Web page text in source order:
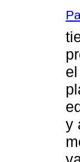
y